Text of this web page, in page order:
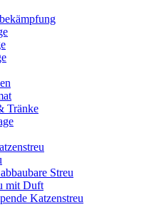
Tränke
Streu
mit Duft
Katzenstreu